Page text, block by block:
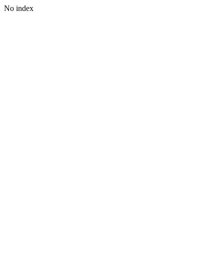
No index